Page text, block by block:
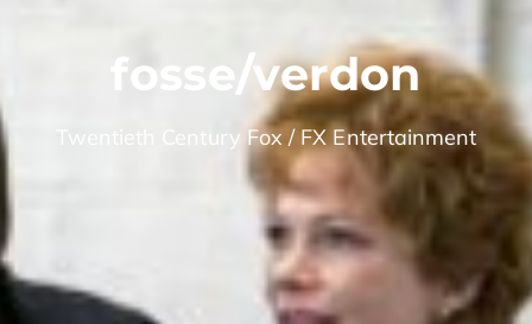
fosse/verdon
Twentieth Century Fox / FX Entertainment